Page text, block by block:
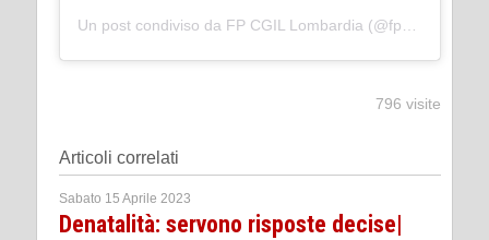
796 visite
Articoli correlati
Sabato 15 Aprile 2023
Denatalità: servono risposte decise|